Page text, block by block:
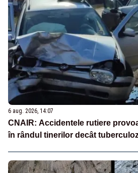
6 aug. 2026, 14:07
CNAIR: Accidentele rutiere
în rândul tinerilor decât